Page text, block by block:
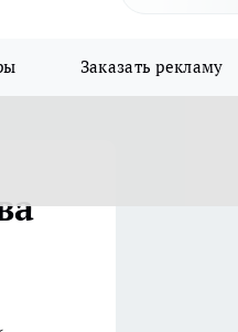
Заказать рекламу